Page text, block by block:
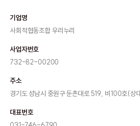
기업명
사회적협동조합 우리누리
사업자번호
732-82-00200
주소
경기도 성남시 중원구 둔촌대로 519, 비100호(상
대표번호